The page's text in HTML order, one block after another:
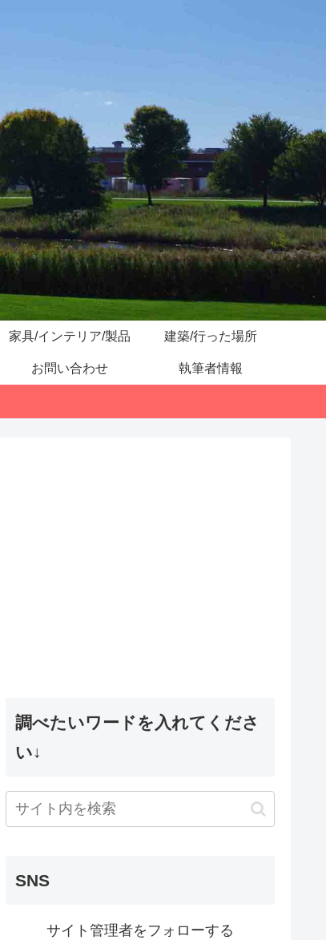
家具/インテリア/製品 建築/行った場所
お問い合わせ 執筆者情報
調べたいワードを入れてくださ
い↓
SNS
サイト管理者をフォローする